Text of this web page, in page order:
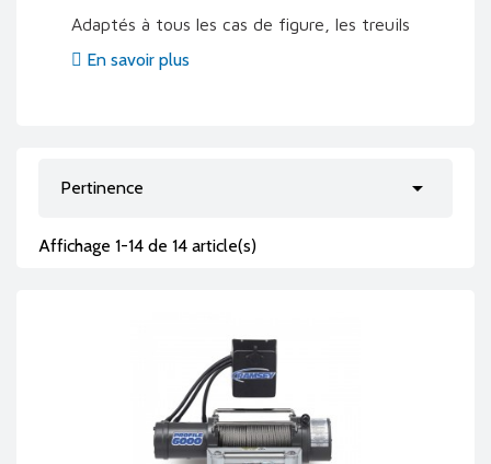
Adaptés à tous les cas de figure, les treuils
que nous proposons conviennent à tous les
tractions allant de 1000 à 6 800kg. Vous
électrique de traction 12v ou 24 volts
de montage et le câble en acier pré-enroulé.
En savoir plus
Pertinence 
Affichage 1-14 de 14 article(s)